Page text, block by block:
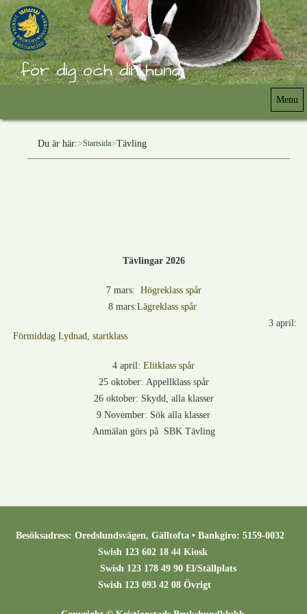
för dig och din hund
Menu
Du är här: Startsida Tävling
Tävlingar 2026
7 mars: Högreklass spår
8 mars:Lägreklass spår
3 april:
Förmiddag Lydnad, startklass
4 april: Elitklass spår
25 oktober: Appellklass spår
26 oktober: Skydd, alla klasser
9 November: Sök alla klasser
Anmälan görs på SBK Tävling
Besöksadress: Oredslundsvägen, Gälltofta • Bankgiro: 5159-0032
Swish 123 602 18 44 Kiosk
Swish 123 178 49 90 El/Ställplats
Swish 123 093 42 08 Övrigt